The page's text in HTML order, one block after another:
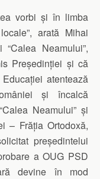
vorbi și în limba
arată Mihai
Neamului”,
Președinției și că
atentează
și încalcă
Neamului” și
– Frăția Ortodoxă,
președintelui
a OUG PSD
devine în mod